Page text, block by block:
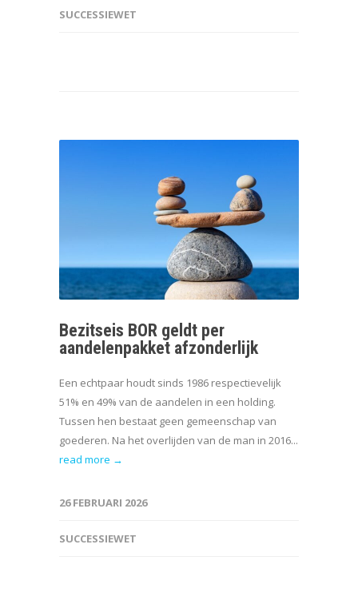
SUCCESSIEWET
Bezitseis BOR geldt per
aandelenpakket afzonderlijk
Een echtpaar houdt sinds 1986 respectievelijk
51% en 49% van de aandelen in een holding.
Tussen hen bestaat geen gemeenschap van
goederen. Na het overlijden van de man in 2016...
read more →
26 FEBRUARI 2026
SUCCESSIEWET